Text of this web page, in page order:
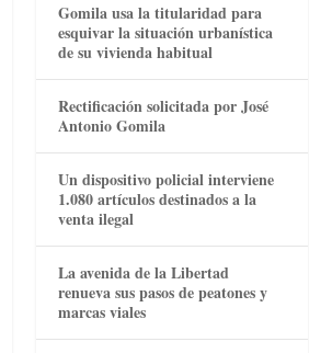
Gomila usa la titularidad para
esquivar la situación urbanística
de su vivienda habitual
Rectificación solicitada por José
Antonio Gomila
Un dispositivo policial interviene
1.080 artículos destinados a la
venta ilegal
La avenida de la Libertad
renueva sus pasos de peatones y
marcas viales